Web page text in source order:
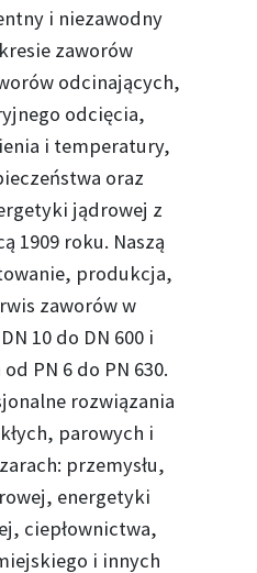
i niezawodny
zaworów
odcinających,
odcięcia,
i temperatury,
oraz
jądrowej z
1909 roku. Naszą
produkcja,
zaworów w
10 do DN 600 i
PN 6 do PN 630.
rozwiązania
parowych i
przemysłu,
energetyki
ciepłownictwa,
i innych